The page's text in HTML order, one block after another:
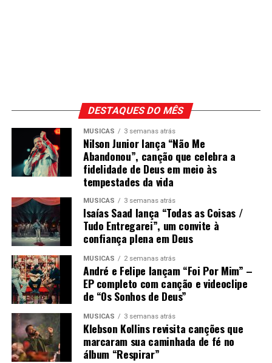
DESTAQUES DO MÊS
MÚSICAS 3 semanas atrás
Nilson Junior lança “Não Me
Abandonou”, canção que celebra a
fidelidade de Deus em meio às
tempestades da vida
MÚSICAS 3 semanas atrás
Isaías Saad lança “Todas as Coisas /
Tudo Entregarei”, um convite à
confiança plena em Deus
MÚSICAS 2 semanas atrás
André e Felipe lançam “Foi Por Mim” –
EP completo com canção e videoclipe
de “Os Sonhos de Deus”
MÚSICAS 3 semanas atrás
Klebson Kollins revisita canções que
marcaram sua caminhada de fé no
álbum “Respirar”